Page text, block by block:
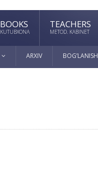
BOOKS
KUTUBXONA
TEACHERS
METOD. KABINET
ARXIV BOG’LANISH